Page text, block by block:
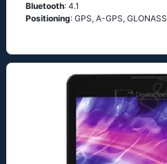
Bluetooth: 4.1
Positioning: GРS, А-GРS, GLОΝАSS